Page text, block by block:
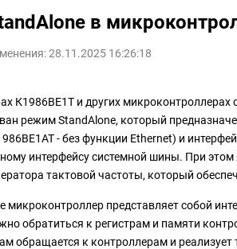
в
28.11.2025 16:26:18
К1986ВЕ1Т и других микроконтроллерах
режим StandAlone, который
- без функции Ethernet) и
интерфейсу системной шины. При этом
тактовой частоты, который
микроконтроллер представляет собой
обратиться к регистрам и памяти
обращается к контроллерам и